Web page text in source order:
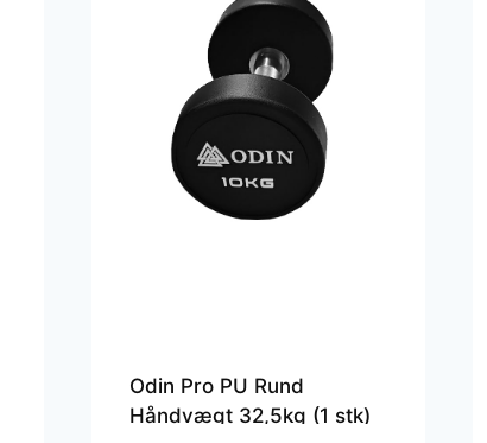
Odin Pro PU Rund
Håndvægt 32,5kg (1 stk)